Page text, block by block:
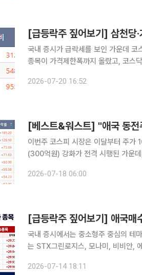
[급등락주 짚어보기] 삼천당
국내 증시가 급락세를 보인 가운데
종목이 가격제한폭까지 올랐고, 코스
면 코스피 시장에서는 한성기업, 형지
2026-07-20 16:52
이번주 코스피 시장은 이달부터 주가
(300억원) 강화가 전격 시행된 가운
그룹주를 비롯해 지지선이 약한 소형
2026-07-18 06:00
국내 증시에서는 중소형주 중심의 테
는 STX그린로지스, 모나미, 비비안,
에서 상한가를 기록한 종목은 STX그
2026-07-14 18:11